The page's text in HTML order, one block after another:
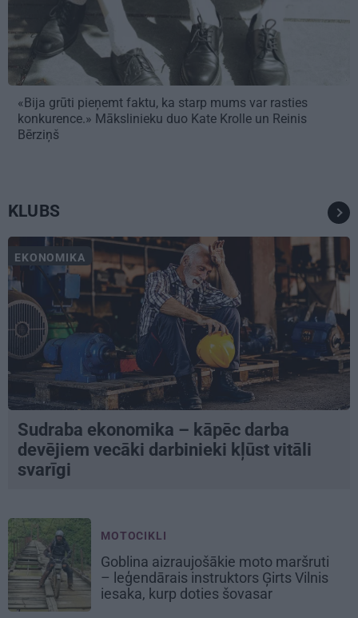
«Bija grūti pieņemt faktu, ka starp mums var rasties
konkurence.» Mākslinieku duo Kate Krolle un Reinis
Bērziņš
KLUBS
EKONOMIKA
Sudraba ekonomika – kāpēc darba
devējiem vecāki darbinieki kļūst vitāli
svarīgi
MOTOCIKLI
Goblina aizraujošākie moto maršruti
– leģendārais instruktors Ģirts Vilnis
iesaka, kurp doties šovasar